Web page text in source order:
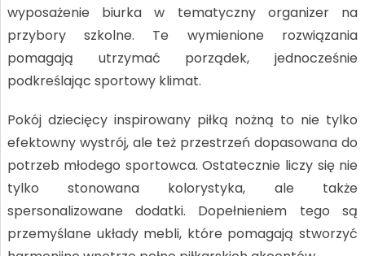
wyposażenie biurka w tematyczny organizer na
przybory szkolne. Te wymienione rozwiązania
pomagają utrzymać porządek, jednocześnie
podkreślając sportowy klimat.
Pokój dziecięcy inspirowany piłką nożną to nie tylko
efektowny wystrój, ale też przestrzeń dopasowana do
potrzeb młodego sportowca. Ostatecznie liczy się nie
tylko stonowana kolorystyka, ale także
spersonalizowane dodatki. Dopełnieniem tego są
przemyślane układy mebli, które pomagają stworzyć